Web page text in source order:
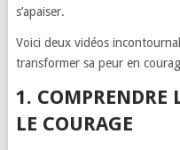
s’apaiser.
Voici deux vidéos
transformer sa peur en
1. COMPRENDRE
LE COURAGE